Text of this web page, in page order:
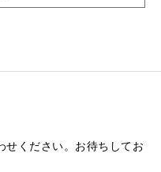
せください。お待ちしてお